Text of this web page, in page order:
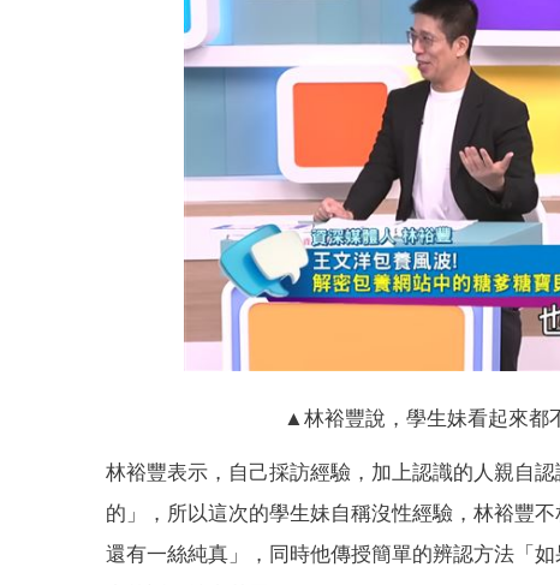
▲林裕豐說，學生妹看起來都
林裕豐表示，自己採訪經驗，加上認識的人親自
的」，所以這次的學生妹自稱沒性經驗，林裕豐
還有一絲純真」，同時他傳授簡單的辨認方法「